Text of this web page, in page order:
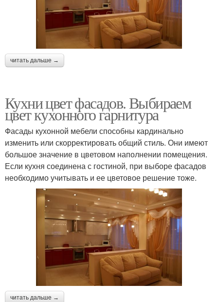
читать дальше →
Кухни цвет фасадов. Выбираем
цвет кухонного гарнитура
Фасады кухонной мебели способны кардинально
изменить или скорректировать общий стиль. Они имеют
большое значение в цветовом наполнении помещения.
Если кухня соединена с гостиной, при выборе фасадов
необходимо учитывать и ее цветовое решение тоже.
читать дальше →